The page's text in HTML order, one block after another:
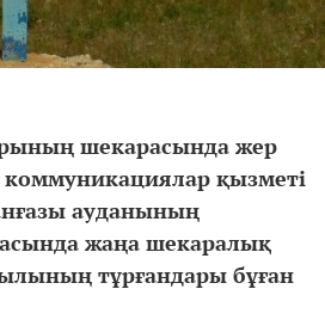
шекарасында жер
қызметі
ауданының
жаңа шекаралық
тұрғандары бұған